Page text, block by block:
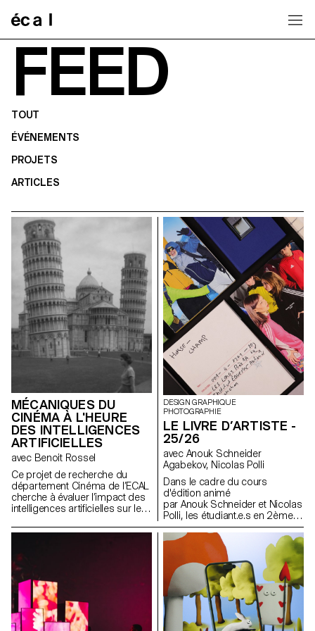
FEED
TOUT
ÉVÉNEMENTS
PROJETS
ARTICLES
MÉCANIQUES DU
CINÉMA À L'HEURE
DES INTELLIGENCES
ARTIFICIELLES
avec Benoit Rossel
Ce projet de recherche du
département Cinéma de l’ECAL
cherche à évaluer l’impact des
intelligences artificielles sur le
DESIGN GRAPHIQUE
PHOTOGRAPHIE
LE LIVRE D’ARTISTE -
25/26
avec Anouk Schneider
Agabekov, Nicolas Polli
Dans le cadre du cours
d'édition animé
par Anouk Schneider et Nicolas
Polli, les étudiant.e.s en 2ème
année de Communication
Visuelle ont eu l'opportunité de
concevoir un livre d'artiste au
cours du premier semestre. Ce
projet de livre se distingue par
son approche contemporaine
visant à créer un objet éditorial
qui intègre harmonieusement
forme et contenu dans le
contexte actuel du paysage